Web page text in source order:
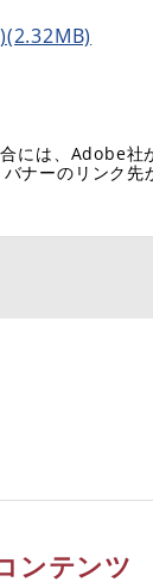
には、Adobe
ーのリンク先
ンテンツ